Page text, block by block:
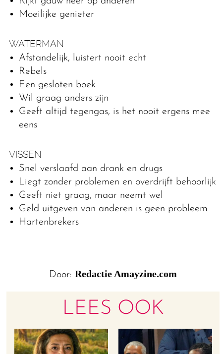
Moeilijke genieter
WATERMAN
Afstandelijk, luistert nooit echt
Rebels
Een gesloten boek
Wil graag anders zijn
Geeft altijd tegengas, is het nooit ergens mee
eens
VISSEN
Snel verslaafd aan drank en drugs
Liegt zonder problemen en overdrijft behoorlijk
Geeft niet graag, maar neemt wel
Geld uitgeven van anderen is geen probleem
Hartenbrekers
Door:Redactie Amayzine.com
LEES OOK